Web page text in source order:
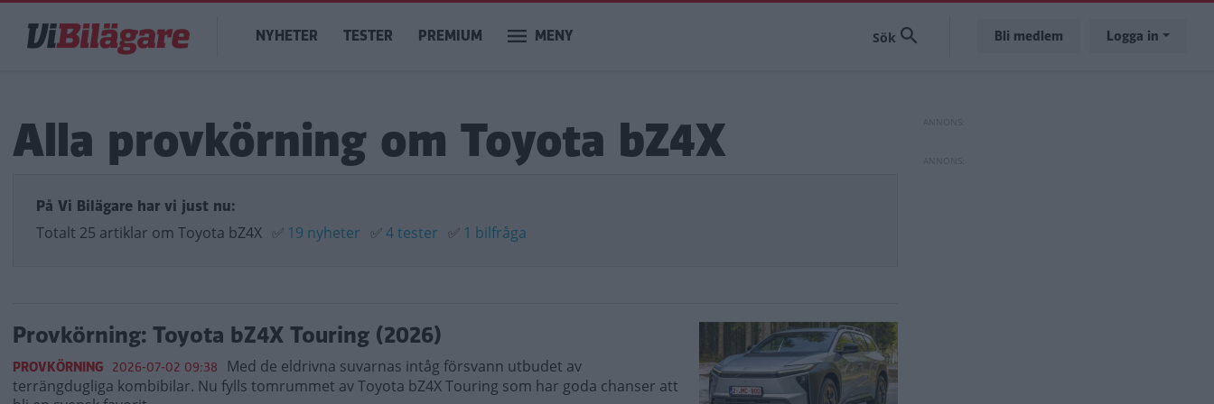
huvudinnehåll
Main
navigation
NYHETER TESTER PREMIUM MENY Bli medlem Logga in
Alla provkörning om Toyota bZ4X
På Vi Bilägare har vi just nu:
Totalt 25 artiklar om Toyota bZ4X ✅ 19 nyheter ✅4 tester ✅ 1 bilfråga
Provkörning: Toyota bZ4X Touring (2026)
PROVKÖRNING 2026-07-02 09:38 Med de eldrivna suvarnas intåg försvann utbudet av
terrängdugliga kombibilar. Nu fylls tomrummet av Toyota bZ4X Touring som har goda chanser att